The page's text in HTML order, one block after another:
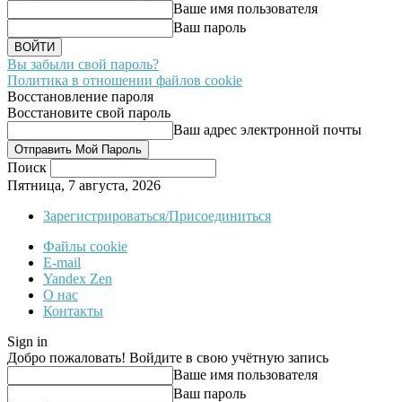
Ваше имя пользователя
Ваш пароль
Вы забыли свой пароль?
Политика в отношении файлов cookie
Восстановление пароля
Восстановите свой пароль
Ваш адрес электронной почты
Поиск
Пятница, 7 августа, 2026
Зарегистрироваться/Присоединиться
Файлы cookie
E-mail
Yandex Zen
О нас
Контакты
Sign in
Добро пожаловать! Войдите в свою учётную запись
Ваше имя пользователя
Ваш пароль